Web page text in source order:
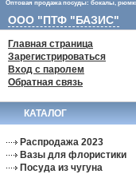
Оптовая продажа посуды: бокалы,
ООО "ПТФ "БАЗИС"
Главная страница
Зарегистрироваться
Вход с паролем
Обратная связь
КАТАЛОГ
Распродажа 2023
Вазы для флористики
Посуда из чугуна